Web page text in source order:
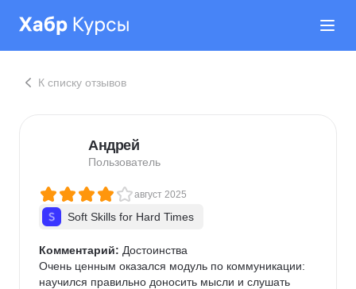
К списку отзывов
Андрей
Пользователь
август 2025
Soft Skills for Hard Times
Комментарий: Достоинства
Очень ценным оказался модуль по коммуникации:
научился правильно доносить мысли и слушать